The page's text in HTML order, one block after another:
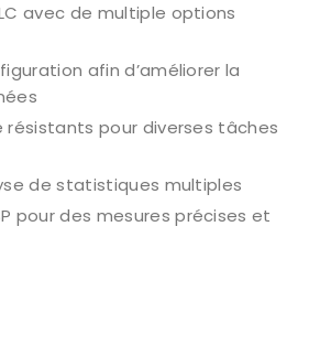
avec de multiple options
afin d’améliorer la
résistants pour diverses tâches
de statistiques multiples
pour des mesures précises et